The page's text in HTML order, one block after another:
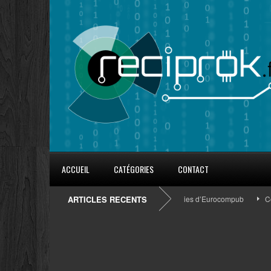
ACCUEIL CATÉGORIES CONTACT
ARTICLES RECENTS
8 conseils pour fidéliser avec les goodies d’Eurocompub